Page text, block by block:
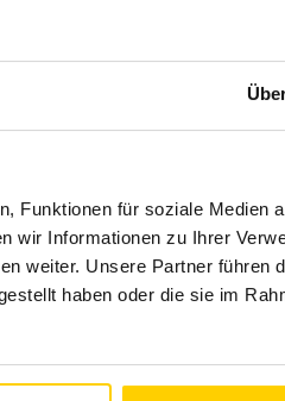
Funktionen für soziale Medien
wir Informationen zu Ihrer
weiter. Unsere Partner führen
haben oder die sie im